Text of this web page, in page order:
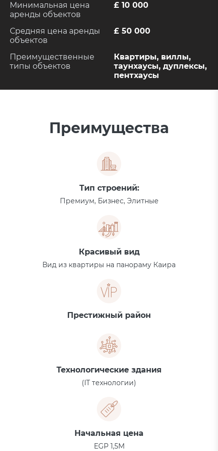
Минимальная цена
аренды объектов
£ 10 000
Средняя цена аренды
объектов
£ 50 000
Преимущественные
типы объектов
Квартиры, виллы,
таунхаусы, дуплексы,
пентхаусы
Преимущества
Тип строений:
Премиум, Бизнес, Элитные
Красивый вид
Вид из квартиры на панораму Каира
Престижный район
Технологические здания
(IT технологии)
Начальная цена
EGP 1,5M